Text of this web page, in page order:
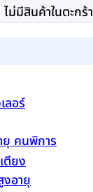
ไม่มีสินค้าในตะกร้า
ลอร์
คนพิการ
ตียง
อายุ